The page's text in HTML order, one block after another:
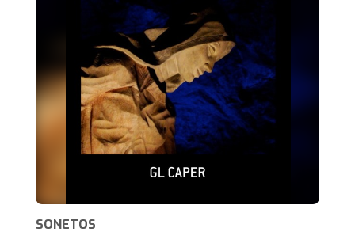
SONETOS